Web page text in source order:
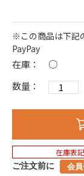
※この商品は下記
PayPay
在庫：
○
数量：
在庫表
ご注文前に 会